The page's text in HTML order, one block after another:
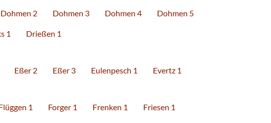
Dohmen 2 Dohmen 3 Dohmen 4 Dohmen 5
1 Drießen 1
Eßer 2 Eßer 3 Eulenpesch 1 Evertz 1
1 Forger 1 Frenken 1 Friesen 1